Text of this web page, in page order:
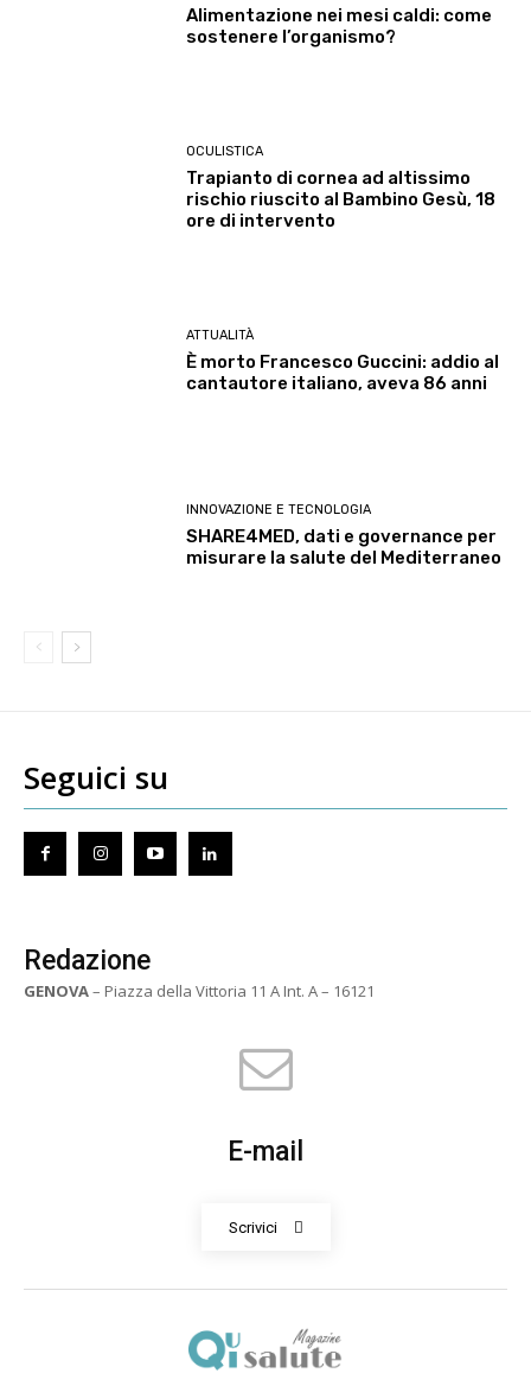
Alimentazione nei mesi caldi: come
sostenere l’organismo?
OCULISTICA
Trapianto di cornea ad altissimo
rischio riuscito al Bambino Gesù, 18
ore di intervento
ATTUALITÀ
È morto Francesco Guccini: addio al
cantautore italiano, aveva 86 anni
INNOVAZIONE E TECNOLOGIA
SHARE4MED, dati e governance per
misurare la salute del Mediterraneo
Seguici su
Redazione
GENOVA– Piazza della Vittoria 11 A Int. A – 16121
E-mail
Scrivici